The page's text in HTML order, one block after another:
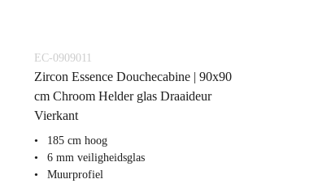
EC-0909011
Zircon Essence Douchecabine | 90x90
cm Chroom Helder glas Draaideur
Vierkant
185 cm hoog
6 mm veiligheidsglas
Muurprofiel